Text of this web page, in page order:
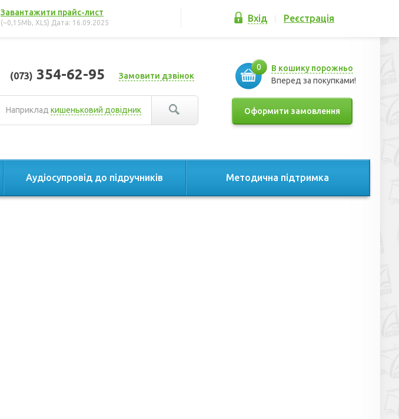
Завантажити прайс-лист
(~0,15Mb, XLS) Дата: 16.09.2025 Вхід Реєстрація
(073) 354-62-95 Замовити дзвінок
Наприклад кишеньковий довідник
В кошику порожньо
Вперед за покупками!
0
Оформити замовлення
Аудіосупровід до підручників Методична підтримка